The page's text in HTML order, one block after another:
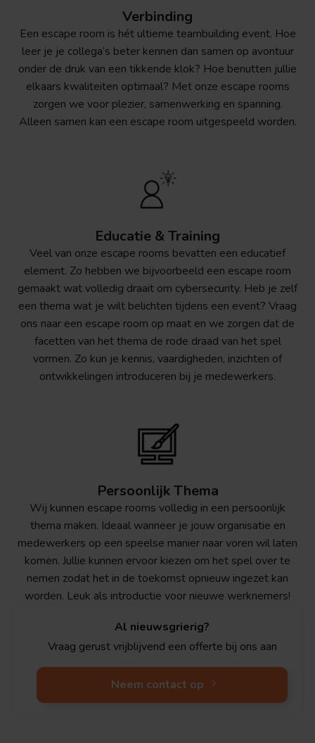
Verbinding
Een escape room is hét ultieme teambuilding event. Hoe
leer je je collega’s beter kennen dan samen op avontuur
onder de druk van een tikkende klok? Hoe benutten jullie
elkaars kwaliteiten optimaal? Met onze escape rooms
zorgen we voor plezier, samenwerking en spanning.
Alleen samen kan een escape room uitgespeeld worden.
Educatie & Training
Veel van onze escape rooms bevatten een educatief
element. Zo hebben we bijvoorbeeld een escape room
gemaakt wat volledig draait om cybersecurity. Heb je zelf
een thema wat je wilt belichten tijdens een event? Vraag
ons naar een escape room op maat en we zorgen dat de
facetten van het thema de rode draad van het spel
vormen. Zo kun je kennis, vaardigheden, inzichten of
ontwikkelingen introduceren bij je medewerkers.
Persoonlijk Thema
Wij kunnen escape rooms volledig in een persoonlijk
thema maken. Ideaal wanneer je jouw organisatie en
medewerkers op een speelse manier naar voren wil laten
komen. Jullie kunnen ervoor kiezen om het spel over te
nemen zodat het in de toekomst opnieuw ingezet kan
worden. Leuk als introductie voor nieuwe werknemers!
Al nieuwsgrierig?
Vraag gerust vrijblijvend een offerte bij ons aan
Neem contact op